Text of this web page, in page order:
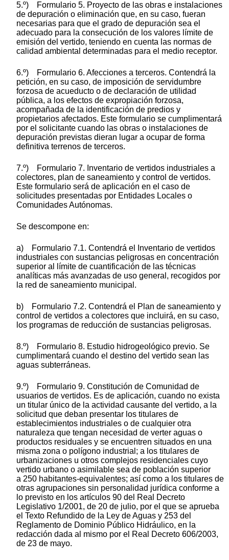
5.º) Formulario 5. Proyecto de las obras e instalaciones
de depuración o eliminación que, en su caso, fueran
necesarias para que el grado de depuración sea el
adecuado para la consecución de los valores límite de
emisión del vertido, teniendo en cuenta las normas de
calidad ambiental determinadas para el medio receptor.
6.º) Formulario 6. Afecciones a terceros. Contendrá la
petición, en su caso, de imposición de servidumbre
forzosa de acueducto o de declaración de utilidad
pública, a los efectos de expropiación forzosa,
acompañada de la identificación de predios y
propietarios afectados. Este formulario se cumplimentará
por el solicitante cuando las obras o instalaciones de
depuración previstas dieran lugar a ocupar de forma
definitiva terrenos de terceros.
7.º) Formulario 7. Inventario de vertidos industriales a
colectores, plan de saneamiento y control de vertidos.
Este formulario será de aplicación en el caso de
solicitudes presentadas por Entidades Locales o
Comunidades Autónomas.
Se descompone en:
a) Formulario 7.1. Contendrá el Inventario de vertidos
industriales con sustancias peligrosas en concentración
superior al límite de cuantificación de las técnicas
analíticas más avanzadas de uso general, recogidos por
la red de saneamiento municipal.
b) Formulario 7.2. Contendrá el Plan de saneamiento y
control de vertidos a colectores que incluirá, en su caso,
los programas de reducción de sustancias peligrosas.
8.º) Formulario 8. Estudio hidrogeológico previo. Se
cumplimentará cuando el destino del vertido sean las
aguas subterráneas.
9.º) Formulario 9. Constitución de Comunidad de
usuarios de vertidos. Es de aplicación, cuando no exista
un titular único de la actividad causante del vertido, a la
solicitud que deban presentar los titulares de
establecimientos industriales o de cualquier otra
naturaleza que tengan necesidad de verter aguas o
productos residuales y se encuentren situados en una
misma zona o polígono industrial; a los titulares de
urbanizaciones u otros complejos residenciales cuyo
vertido urbano o asimilable sea de población superior
a 250 habitantes-equivalentes; así como a los titulares de
otras agrupaciones sin personalidad jurídica conforme a
lo previsto en los artículos 90 del Real Decreto
Legislativo 1/2001, de 20 de julio, por el que se aprueba
el Texto Refundido de la Ley de Aguas y 253 del
Reglamento de Dominio Público Hidráulico, en la
redacción dada al mismo por el Real Decreto 606/2003,
de 23 de mayo.